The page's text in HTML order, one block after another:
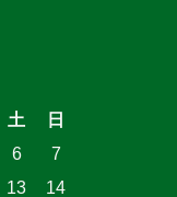
土
日
6
7
13 14